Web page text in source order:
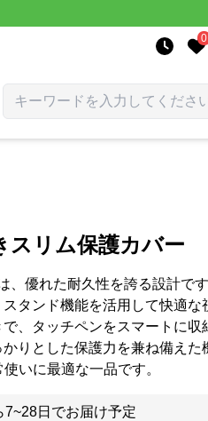
0
スリム保護カバー
、優れた耐久性を誇る設計で
タンド機能を活用して快適な
、タッチペンをスマートに収
りとした保護力を兼ね備えた
いに最適な一品です。
7~28日でお届け予定